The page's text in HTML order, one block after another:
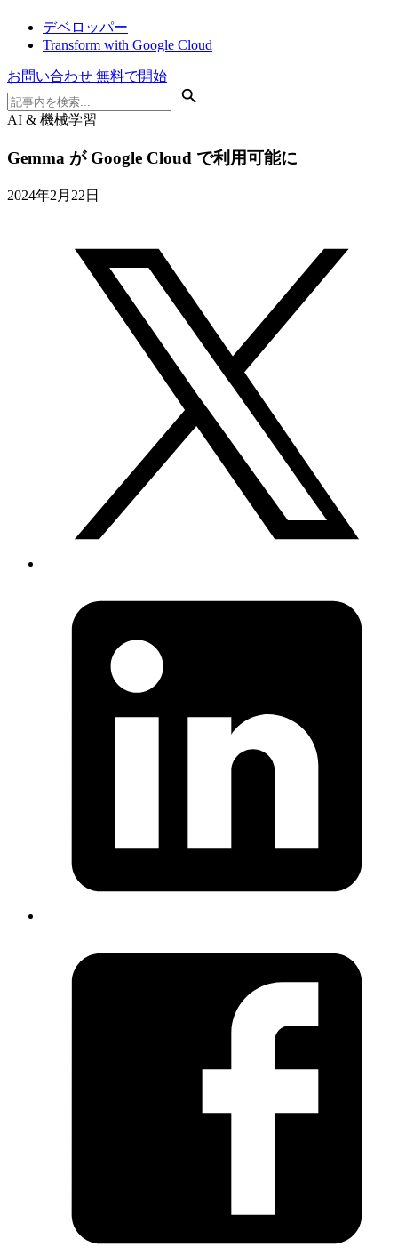
デベロッパー
Transform with Google Cloud
お問い合わせ 無料で開始
AI & 機械学習
Gemma が Google Cloud で利用可能に
2024年2月22日